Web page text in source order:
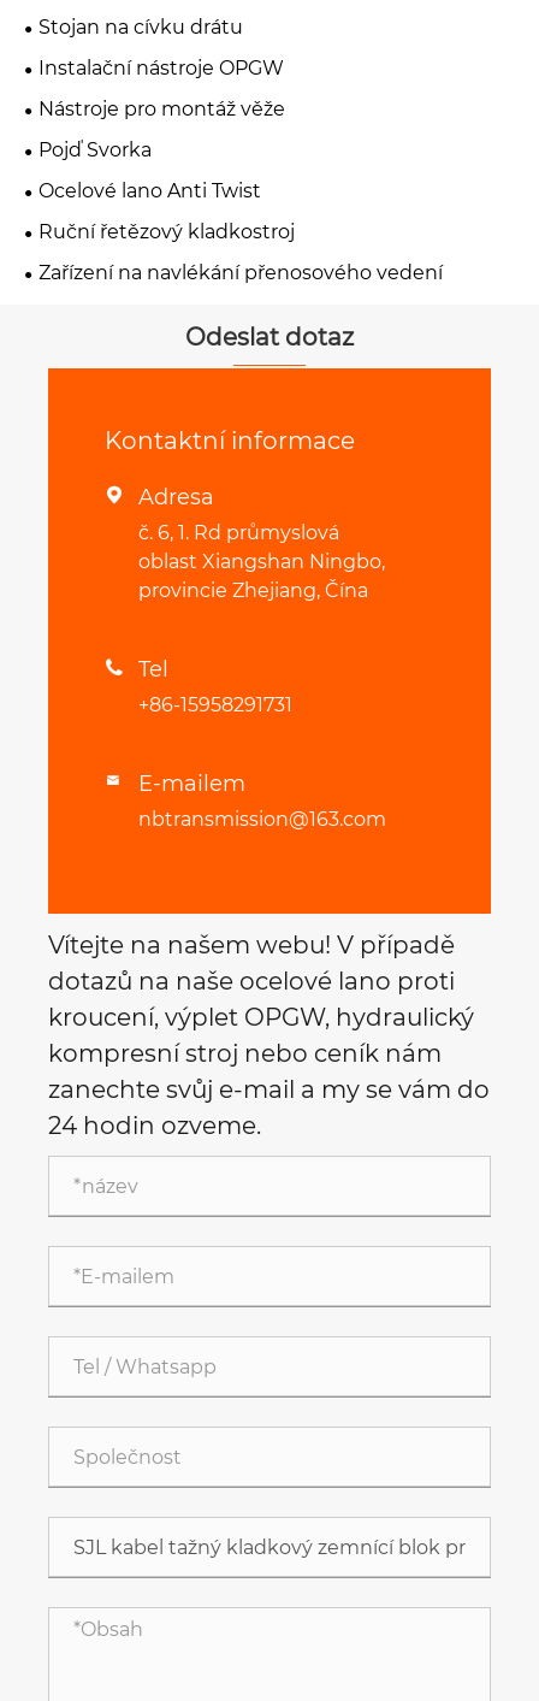
Stojan na cívku drátu
Instalační nástroje OPGW
Nástroje pro montáž věže
Pojď Svorka
Ocelové lano Anti Twist
Ruční řetězový kladkostroj
Zařízení na navlékání přenosového vedení
Odeslat dotaz
Kontaktní informace
 Adresa
č. 6, 1. Rd průmyslová
oblast Xiangshan Ningbo,
provincie Zhejiang, Čína
 Tel
+86-15958291731
 E-mailem
nbtransmission@163.com
Vítejte na našem webu! V případě
dotazů na naše ocelové lano proti
kroucení, výplet OPGW, hydraulický
kompresní stroj nebo ceník nám
zanechte svůj e-mail a my se vám do
24 hodin ozveme.